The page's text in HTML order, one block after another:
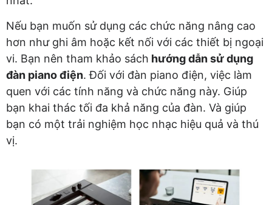
Nếu bạn muốn sử dụng các chức năng nâng cao
hơn như ghi âm hoặc kết nối với các thiết bị ngoại
vi. Bạn nên tham khảo sách hướng dẫn sử dụng
đàn piano điện. Đối với đàn piano điện, việc làm
quen với các tính năng và chức năng này. Giúp
bạn khai thác tối đa khả năng của đàn. Và giúp
bạn có một trải nghiệm học nhạc hiệu quả và thú
vị.